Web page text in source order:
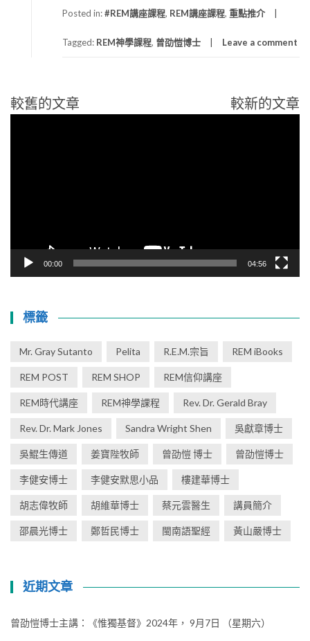
Posted in:#REM講座課程, REM講座課程, 重點推介
Tagged: REM神學課程, 曾劭愷博士 Leave a comment
文
較舊的文章 較新的文章
訊
00:00 04:56
標籤
Mr. Gray Sutanto Pelita R.E.M.宗旨 REM iBooks
REM POST REM SHOP REM信仰講座
REM時代講座 REM神學課程 Rev. Dr. Gerald Bray
Rev. Dr. Mark Jones Sandra Wright Shen 吳獻章博士
吳鯤生傳道 姜寶陛牧師 曾劭愷 博士 曾劭愷博士
李健安博士 李健安默思小品 樓建華博士
胡志偉牧師 胡維華博士 蔡元雲醫生 講員簡介
邵晨光博士 鄭哲民博士 閩南語聖經 黃山嚴博士
近期文章
曾劭愷博士主講：《惟獨基督》2024年， 9月7日 （星期六）